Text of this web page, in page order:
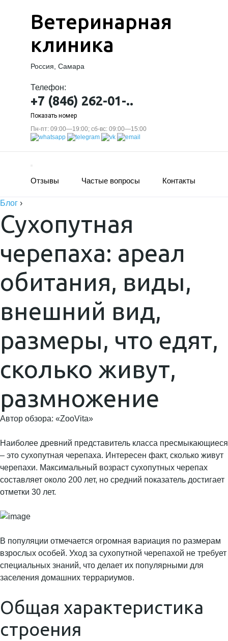
Ветеринарная
клиника
Россия, Самара
Телефон:
+7 (846) 262-01-..
Показать номер
Пн-пт: 09:00—19:00; сб-вс: 09:00—15:00
Отзывы Частые вопросы Контакты
Блог ›
Сухопутная
черепаха: ареал
обитания, виды,
внешний вид,
размеры, что едят,
сколько живут,
размножение
Автор обзора: «ZooVita»
Наиболее древний представитель класса пресмыкающиеся
– это сухопутная черепаха. Интересен факт, сколько живут
черепахи. Максимальный возраст сухопутных черепах
составляет около 200 лет, но средний показатель достигает
отметки 30 лет.
В популяции отмечается огромная вариация по размерам
взрослых особей. Уход за сухопутной черепахой не требует
специальных знаний, что делает их популярными для
заселения домашних террариумов.
Общая характеристика
строения